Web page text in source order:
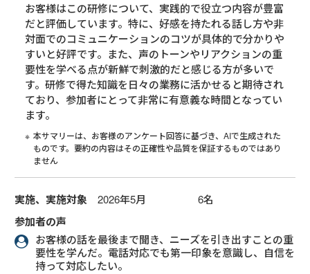
お客様はこの研修について、実践的で役立つ内容が豊富
だと評価しています。特に、好感を持たれる話し方や非
対面でのコミュニケーションのコツが具体的で分かりや
すいと好評です。また、声のトーンやリアクションの重
要性を学べる点が新鮮で刺激的だと感じる方が多いで
す。研修で得た知識を日々の業務に活かせると期待され
ており、参加者にとって非常に有意義な時間となってい
ます。
本サマリーは、お客様のアンケート回答に基づき、AIで生成された
ものです。要約の内容はその正確性や品質を保証するものではあり
ません
実施、実施対象 2026年5月 6名
参加者の声
お客様の話を最後まで聞き、ニーズを引き出すことの重
要性を学んだ。電話対応でも第一印象を意識し、自信を
持って対応したい。